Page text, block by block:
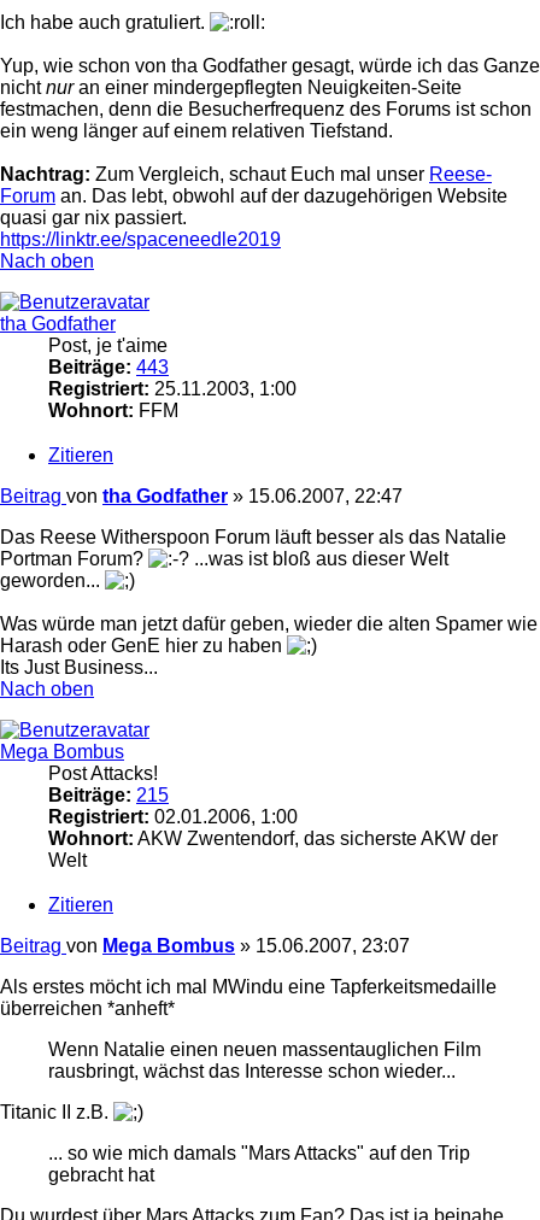
Ich habe auch gratuliert.
Yup, wie schon von tha Godfather gesagt, würde ich das Ganze
nichtnuran einer mindergepflegten Neuigkeiten-Seite
festmachen, denn die Besucherfrequenz des Forums ist schon
ein weng länger auf einem relativen Tiefstand.
Nachtrag: Zum Vergleich, schaut Euch mal unser Reese-
Forum an. Das lebt, obwohl auf der dazugehörigen Website
quasi gar nix passiert.
https://linktr.ee/spaceneedle2019
Nach oben
tha Godfather
Post, je t'aime
Beiträge: 443
Registriert: 25.11.2003, 1:00
Wohnort: FFM
Zitieren
Beitrag von tha Godfather » 15.06.2007, 22:47
Das Reese Witherspoon Forum läuft besser als das Natalie
Portman Forum?
...was ist bloß aus dieser Welt
geworden...
Was würde man jetzt dafür geben, wieder die alten Spamer wie
Harash oder GenE hier zu haben
Its Just Business...
Nach oben
Mega Bombus
Post Attacks!
Beiträge: 215
Registriert: 02.01.2006, 1:00
Wohnort: AKW Zwentendorf, das sicherste AKW der
Welt
Zitieren
Beitrag von Mega Bombus » 15.06.2007, 23:07
Als erstes möcht ich mal MWindu eine Tapferkeitsmedaille
überreichen *anheft*
Wenn Natalie einen neuen massentauglichen Film
rausbringt, wächst das Interesse schon wieder...
Titanic II z.B.
... so wie mich damals "Mars Attacks" auf den Trip
gebracht hat
Du wurdest über Mars Attacks zum Fan? Das ist ja beinahe